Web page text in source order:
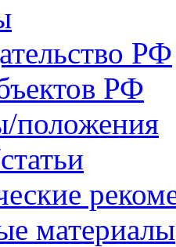
РФ
РФ
положения
материалы